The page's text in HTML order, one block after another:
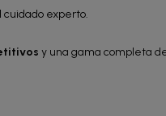
cuidado experto.
y una gama completa